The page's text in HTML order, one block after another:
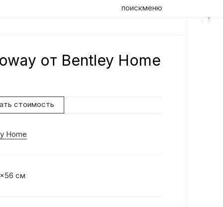
поискменю
от Bentley Home
стоимость
Home
см